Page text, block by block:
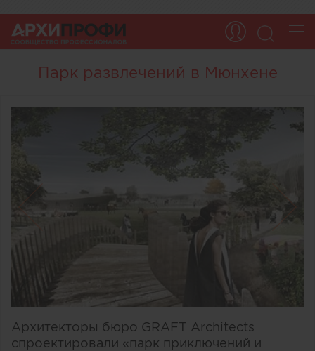
Парк развлечений в Мюнхене
Архитекторы бюро GRAFT Architects
спроектировали «парк приключений и